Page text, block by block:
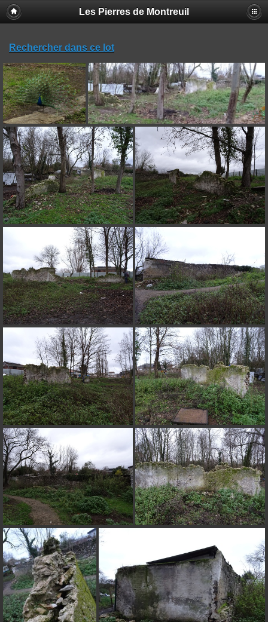
Les Pierres de Montreuil
Rechercher dans ce lot